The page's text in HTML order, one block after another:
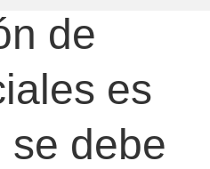
de
es
se debe